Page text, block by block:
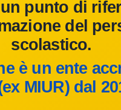
punto di
del
scolastico.
è un ente
MIUR) dal